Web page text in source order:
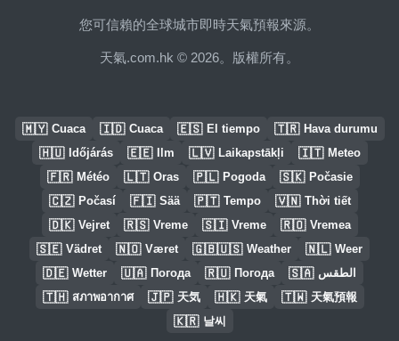
您可信賴的全球城市即時天氣預報來源。
天氣.com.hk © 2026。版權所有。
🇲🇾 Cuaca 🇮🇩 Cuaca 🇪🇸 El tiempo 🇹🇷 Hava durumu
🇭🇺 Időjárás 🇪🇪 Ilm 🇱🇻 Laikapstākļi 🇮🇹 Meteo
🇫🇷 Météo 🇱🇹 Oras 🇵🇱 Pogoda 🇸🇰 Počasie
🇨🇿 Počasí 🇫🇮 Sää 🇵🇹 Tempo 🇻🇳 Thời tiết
🇩🇰 Vejret 🇷🇸 Vreme 🇸🇮 Vreme 🇷🇴 Vremea
🇸🇪 Vädret 🇳🇴 Været 🇬🇧🇺🇸 Weather 🇳🇱 Weer
🇩🇪 Wetter 🇺🇦 Погода 🇷🇺 Погода 🇸🇦 الطقس
🇹🇭 สภาพอากาศ 🇯🇵 天気 🇭🇰 天氣 🇹🇼 天氣預報
🇰🇷 날씨